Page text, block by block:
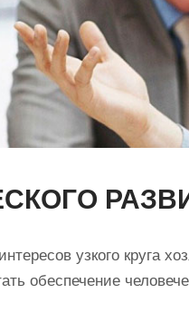
узкого круга
обеспечение